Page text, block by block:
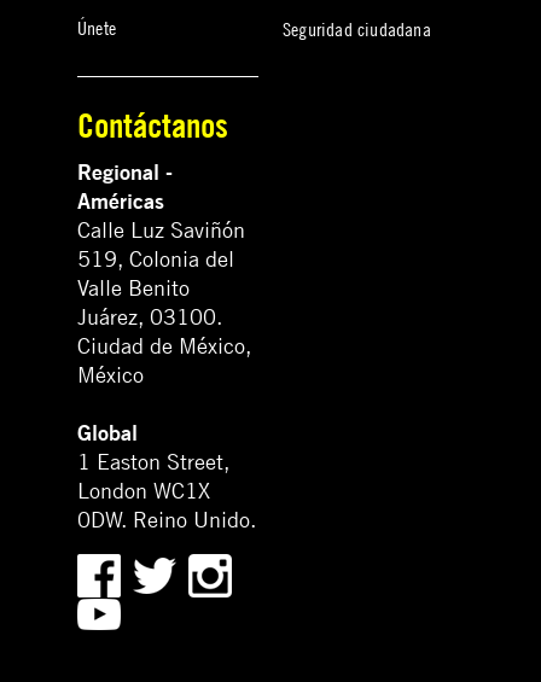
Únete
Seguridad ciudadana
Contáctanos
Regional -
Américas
Calle Luz Saviñón
519, Colonia del
Valle Benito
Juárez, 03100.
Ciudad de México,
México
Global
1 Easton Street,
London WC1X
0DW. Reino Unido.